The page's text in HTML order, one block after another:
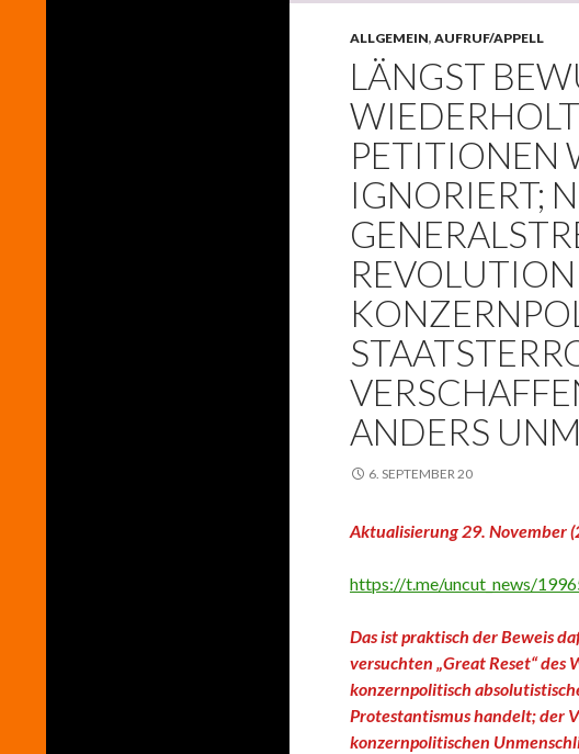
ALLGEMEIN, AUFRUF/APPELL
LÄNGST
PETITIONEN
IGNORIERT;
ANDERS
6. SEPTEMBER 20
Aktualisierung 29. November
https://t.me/uncut_news/
Das ist praktisch der Beweis
versuchten „Great Reset“ des
konzernpolitisch
Protestantismus handelt; der
konzernpolitischen